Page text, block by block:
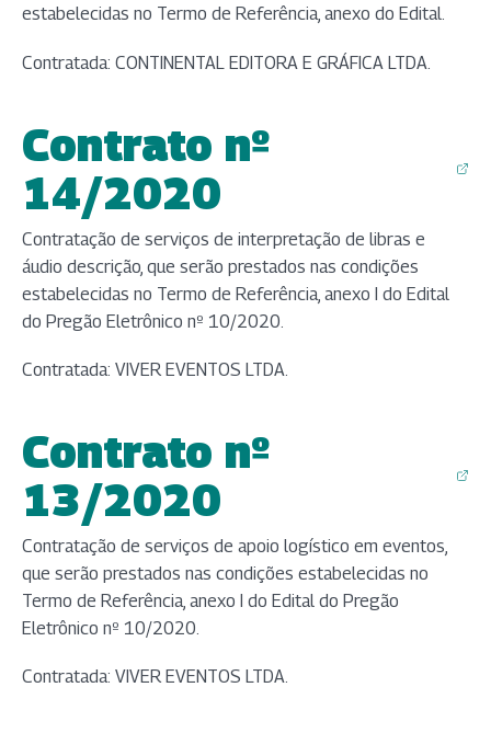
estabelecidas no Termo de Referência, anexo do Edital.
Contratada: CONTINENTAL EDITORA E GRÁFICA LTDA.​​
Contrato nº
14/2020
(abre em nova aba)
Contratação de serviços de interpretação de libras e
áudio descrição, que serão prestados nas condições
estabelecidas no Termo de Referência, anexo I do Edital
do Pregão Eletrônico nº 10/2020.
Contratada: VIVER EVENTOS LTDA.
Contrato nº
13/2020
(abre em nova aba)
Contratação de serviços de apoio logístico em eventos,
que serão prestados nas condições estabelecidas no
Termo de Referência, anexo I do Edital do Pregão
Eletrônico nº 10/2020.
Contratada: VIVER EVENTOS LTDA.